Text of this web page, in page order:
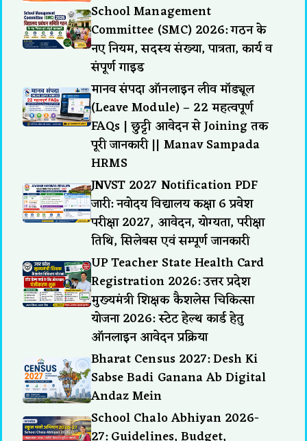
School Management
Committee (SMC) 2026: गठन के
नए नियम, सदस्य संख्या, पात्रता, कार्य व
संपूर्ण गाइड
मानव संपदा ऑनलाइन लीव मॉड्यूल
(Leave Module) – 22 महत्वपूर्ण
FAQs | छुट्टी आवेदन से Joining तक
पूरी जानकारी || Manav Sampada
HRMS
JNVST 2027 Notification PDF
जारी: नवोदय विद्यालय कक्षा 6 प्रवेश
परीक्षा 2027, आवेदन, योग्यता, परीक्षा
तिथि, सिलेबस एवं सम्पूर्ण जानकारी
UP Teacher State Health Card
Registration 2026: उत्तर प्रदेश
मुख्यमंत्री शिक्षक कैशलेस चिकित्सा
योजना 2026: स्टेट हेल्थ कार्ड हेतु
ऑनलाइन आवेदन प्रक्रिया
Bharat Census 2027: Desh Ki
Sabse Badi Ganana Ab Digital
Andaz Mein
School Chalo Abhiyan 2026-